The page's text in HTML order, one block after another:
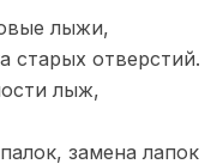
лыжи,
старых отверстий.
лыж,
замена лапок